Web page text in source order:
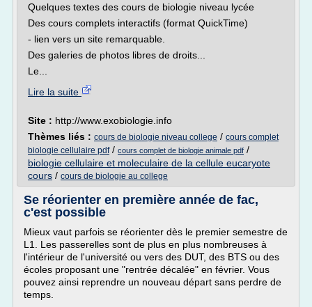
Quelques textes des cours de biologie niveau lycée
Des cours complets interactifs (format QuickTime)
- lien vers un site remarquable.
Des galeries de photos libres de droits...
Le...
Lire la suite
Site : http://www.exobiologie.info
Thèmes liés : cours de biologie niveau college / cours complet
biologie cellulaire pdf/ cours complet de biologie animale pdf /
biologie cellulaire et moleculaire de la cellule eucaryote
cours / cours de biologie au college
Se réorienter en première année de fac,
c'est possible
Mieux vaut parfois se réorienter dès le premier semestre de
L1. Les passerelles sont de plus en plus nombreuses à
l'intérieur de l'université ou vers des DUT, des BTS ou des
écoles proposant une "rentrée décalée" en février. Vous
pouvez ainsi reprendre un nouveau départ sans perdre de
temps.